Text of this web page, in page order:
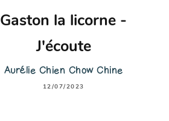
Gaston la licorne -
J'écoute
Aurélie Chien Chow Chine
12/07/2023